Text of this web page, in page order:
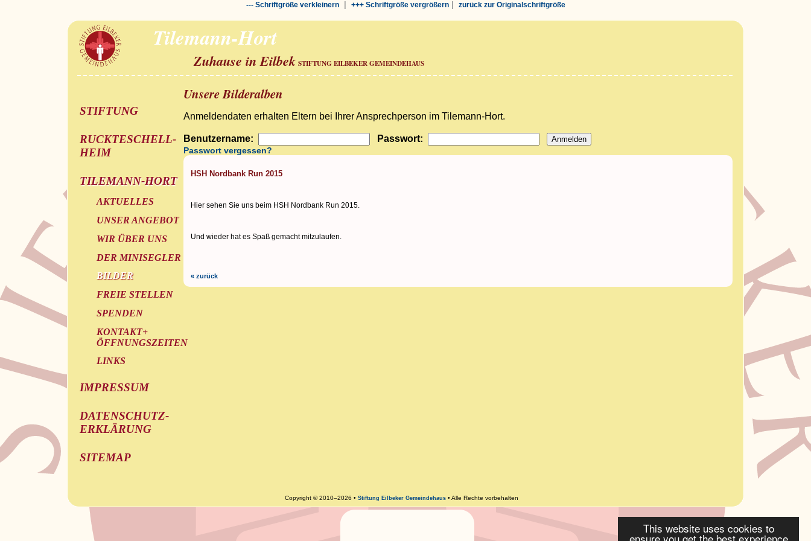
This website uses cookies to
--- Schriftgröße verkleinern| +++ Schriftgröße vergrößern| zurück zur Originalschriftgröße
Tilemann-Hort
Zuhause in Eilbek STIFTUNG EILBEKER GEMEINDEHAUS
STIFTUNG
RUCKTESCHELL-
HEIM
TILEMANN-HORT
AKTUELLES
UNSER ANGEBOT
WIR ÜBER UNS
DER MINISEGLER
BILDER
FREIE STELLEN
SPENDEN
KONTAKT+
ÖFFNUNGSZEITEN
LINKS
IMPRESSUM
DATENSCHUTZ-
ERKLÄRUNG
SITEMAP
Unsere Bilderalben
Anmeldendaten erhalten Eltern bei Ihrer Ansprechperson im Tilemann-Hort.
Benutzername: Passwort:
Passwort vergessen?
HSH Nordbank Run 2015
Hier sehen Sie uns beim HSH Nordbank Run 2015.
Und wieder hat es Spaß gemacht mitzulaufen.
« zurück
Copyright © 2010–2026 •Stiftung Eilbeker Gemeindehaus • Alle Rechte vorbehalten